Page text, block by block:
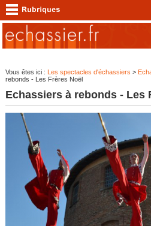
Vous êtes ici : Les spectacles d'échassiers >
rebonds - Les Frères Noël
Echassiers à rebonds - Les